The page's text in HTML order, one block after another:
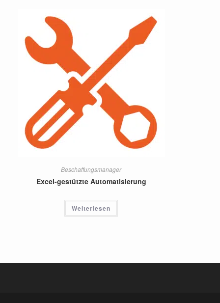
Beschaffungsmanager
Excel-gestützte Automatisierung
Weiterlesen